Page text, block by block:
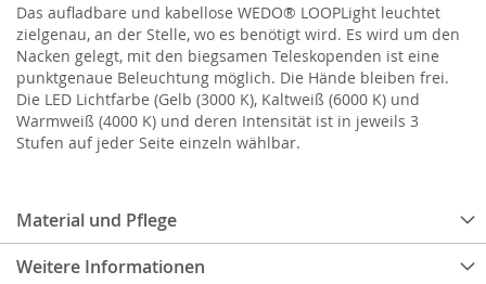
Material und Pflege
Weitere Informationen
Das aufladbare und kabellose WEDO® LOOPLight leuchtet
zielgenau, an der Stelle, wo es benötigt wird. Es wird um den
Nacken gelegt, mit den biegsamen Teleskopenden ist eine
punktgenaue Beleuchtung möglich. Die Hände bleiben frei.
Die LED Lichtfarbe (Gelb (3000 K), Kaltweiß (6000 K) und
Warmweiß (4000 K) und deren Intensität ist in jeweils 3
Stufen auf jeder Seite einzeln wählbar.